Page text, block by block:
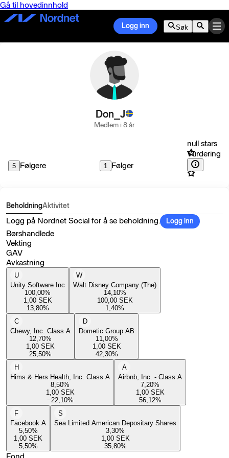
Gå til hovedinnhold
Logg inn Søk
Don_J
Medlem i 8 år
5 Følgere 1 Følger
null stars
Vurdering
BeholdningAktivitet
Logg på Nordnet Social for å se beholdning. Logg inn
Børshandlede
Vekting
GAV
Avkastning
U
Unity Software Inc
100,00%
1,00 SEK
13,80%
W
Walt Disney Company (The)
14,10%
100,00 SEK
1,40%
C
Chewy, Inc. Class A
12,70%
1,00 SEK
25,50%
D
Dometic Group AB
11,00%
1,00 SEK
42,30%
H
Hims & Hers Health, Inc. Class A
8,50%
1,00 SEK
−22,10%
A
Airbnb, Inc. - Class A
7,20%
1,00 SEK
56,12%
F
Facebook A
5,50%
1,00 SEK
5,50%
S
Sea Limited American Depositary Shares
3,30%
1,00 SEK
35,80%